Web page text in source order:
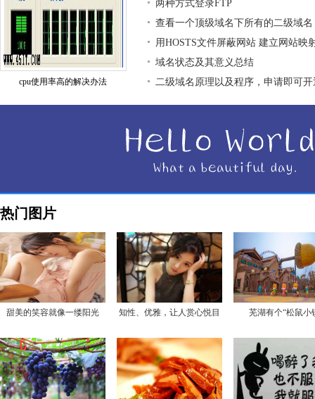
cpu使用率高的解决办法
两种方式登录FTP
查看一个顶级域名下所有的二级域名
用HOSTS文件屏蔽网站 建立网站映
域名状态及其意义总结
二级域名原理以及程序，申请即可开
热门图片
甜美的笑容就像一缕阳光 知性、优雅，让人赏心悦目 芜湖有个“松鼠小